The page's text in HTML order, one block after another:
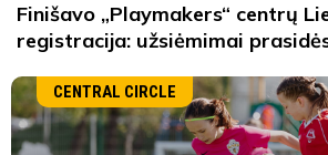
Finišavo „Playmakers“ centrų
registracija: užsiėmimai
CENTRAL CIRCLE